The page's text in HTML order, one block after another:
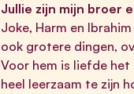
Jullie zijn mijn broer
Joke, Harm en
ook grotere dingen,
Voor hem is liefde het
heel leerzaam te zijn